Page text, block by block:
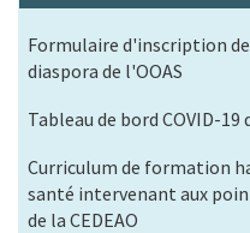
Formulaire d'inscription
diaspora de l'OOAS
Tableau de bord COVID-19
Curriculum de formation
santé intervenant aux
de la CEDEAO